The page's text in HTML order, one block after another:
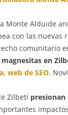
Monte Alduide
con las nuevas
comunitario
magnesitas en
,web de SEO.
Zilbeti presionan